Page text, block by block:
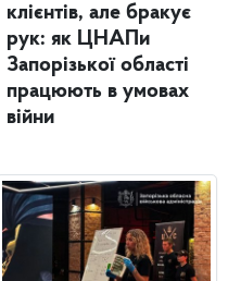
клієнтів, але бракує
рук: як ЦНАПи
Запорізької області
працюють в умовах
війни